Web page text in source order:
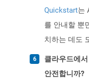
Quickstart는
를 안내할 뿐
치하는 데도
클라우드에
안전합니까?